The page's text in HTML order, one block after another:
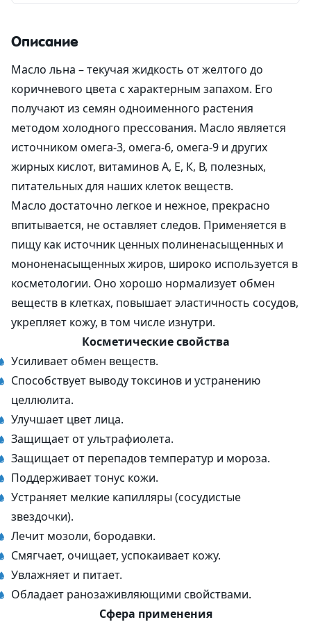
Описание
Масло льна – текучая жидкость от желтого до
коричневого цвета с характерным запахом. Его
получают из семян одноименного растения
методом холодного прессования. Масло является
источником омега-3, омега-6, омега-9 и других
жирных кислот, витаминов А, Е, К, В, полезных,
питательных для наших клеток веществ.
Масло достаточно легкое и нежное, прекрасно
впитывается, не оставляет следов. Применяется в
пищу как источник ценных полиненасыщенных и
мононенасыщенных жиров, широко используется в
косметологии. Оно хорошо нормализует обмен
веществ в клетках, повышает эластичность сосудов,
укрепляет кожу, в том числе изнутри.
Косметические свойства
Усиливает обмен веществ.
Способствует выводу токсинов и устранению
целлюлита.
Улучшает цвет лица.
Защищает от ультрафиолета.
Защищает от перепадов температур и мороза.
Поддерживает тонус кожи.
Устраняет мелкие капилляры (сосудистые
звездочки).
Лечит мозоли, бородавки.
Смягчает, очищает, успокаивает кожу.
Увлажняет и питает.
Обладает ранозаживляющими свойствами.
Сфера применения